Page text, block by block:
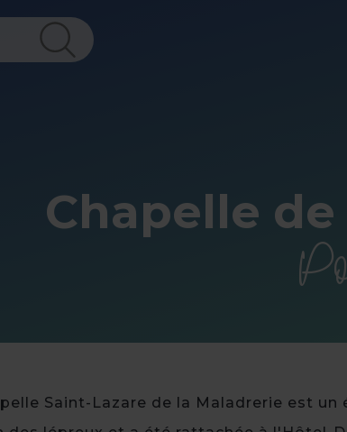
Chapelle
Saint-Lazare de la Maladrerie est